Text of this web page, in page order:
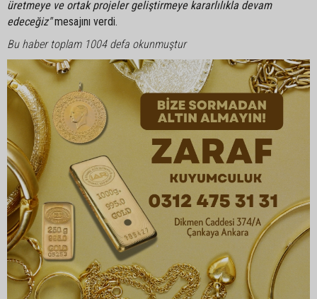
üretmeye ve ortak projeler geliştirmeye kararlılıkla devam
edeceğiz"mesajını verdi.
Bu haber toplam 1004 defa okunmuştur